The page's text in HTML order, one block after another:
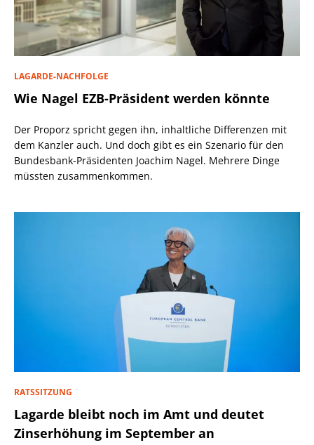
LAGARDE-NACHFOLGE
Wie Nagel EZB-Präsident werden könnte
Der Proporz spricht gegen ihn, inhaltliche Differenzen mit
dem Kanzler auch. Und doch gibt es ein Szenario für den
Bundesbank-Präsidenten Joachim Nagel. Mehrere Dinge
müssten zusammenkommen.
RATSSITZUNG
Lagarde bleibt noch im Amt und deutet
Zinserhöhung im September an